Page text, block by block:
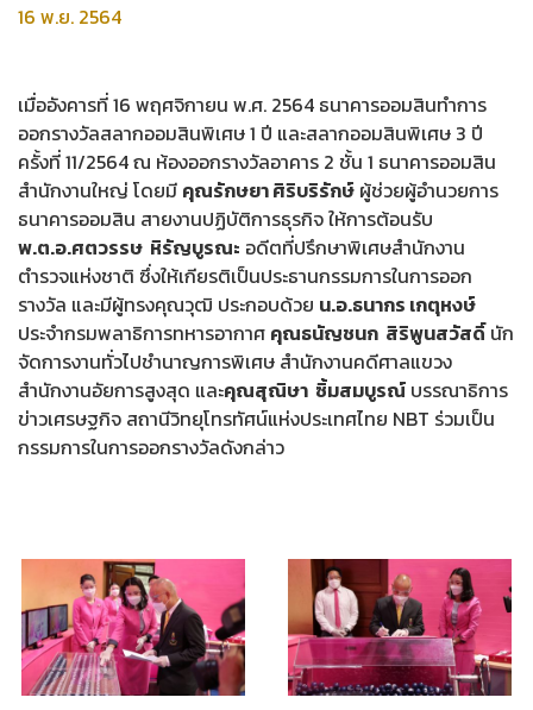
16 พ.ย. 2564
เมื่ออังคารที่ 16 พฤศจิกายน พ.ศ. 2564 ธนาคารออมสินทำการ
ออกรางวัลสลากออมสินพิเศษ 1 ปี และสลากออมสินพิเศษ 3 ปี
ครั้งที่ 11/2564 ณ ห้องออกรางวัลอาคาร 2 ชั้น 1 ธนาคารออมสิน
สำนักงานใหญ่ โดยมี คุณรักษยา ศิริบริรักษ์ ผู้ช่วยผู้อำนวยการ
ธนาคารออมสิน สายงานปฏิบัติการธุรกิจ ให้การต้อนรับ
พ.ต.อ.ศตวรรษ หิรัญบูรณะ อดีตที่ปรึกษาพิเศษสำนักงาน
ตำรวจแห่งชาติ ซึ่งให้เกียรติเป็นประธานกรรมการในการออก
รางวัล และมีผู้ทรงคุณวุฒิ ประกอบด้วย น.อ.ธนากร เกตุหงษ์
ประจำกรมพลาธิการทหารอากาศ คุณธนัญชนก สิริพูนสวัสดิ์นัก
จัดการงานทั่วไปชำนาญการพิเศษ สำนักงานคดีศาลแขวง
สำนักงานอัยการสูงสุด และคุณสุณิษา ซิ้มสมบูรณ์ บรรณาธิการ
ข่าวเศรษฐกิจ สถานีวิทยุโทรทัศน์แห่งประเทศไทย NBT ร่วมเป็น
กรรมการในการออกรางวัลดังกล่าว